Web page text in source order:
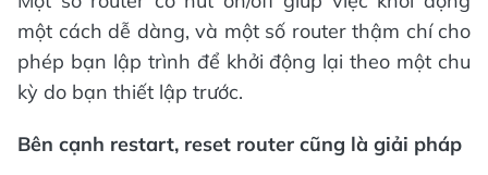
một cách dễ dàng, và một số router thậm chí cho
phép bạn lập trình để khởi động lại theo một chu
kỳ do bạn thiết lập trước.
Bên cạnh restart, reset router cũng là giải pháp